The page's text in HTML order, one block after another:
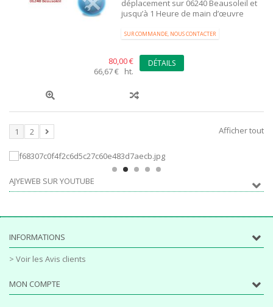
déplacement sur 06240 Beausoleil et
jusqu’à 1 Heure de main d’œuvre
SUR COMMANDE, NOUS CONTACTER
80,00 €
66,67 € ht.
DÉTAILS
Afficher tout
1 2
AJYEWEB SUR YOUTUBE
INFORMATIONS
> Voir les Avis clients
MON COMPTE